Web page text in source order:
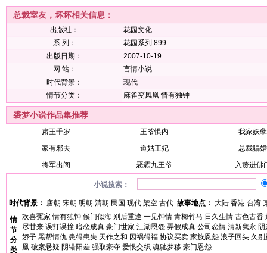
总裁室友，坏坏相关信息：
出版社：
花园文化
系 列：
花园系列 899
出版日期：
2007-10-19
网 站：
言情小说
时代背景：
现代
情节分类：
麻雀变凤凰 情有独钟
裘梦小说作品集推荐
肃王千岁 王爷惧内
我家妖孽
家有邪夫
道姑王妃
总裁骗婚
将军出阁
恶霸九王爷 入赘进佛
小说搜索：
时代背景： 唐朝 宋朝 明朝 清朝 民国 现代 架空 古代 故事地点： 大陆 香港 台湾
情
节
分
类
欢喜冤家 情有独钟 候门似海 别后重逢 一见钟情 青梅竹马 日久生情 古色古香
尽甘来 误打误撞 暗恋成真 豪门世家 江湖恩怨 弄假成真 公司恋情 清新隽永
娇子 黑帮情仇 患得患失 天作之和 因祸得福 协议买卖 家族恩怨 浪子回头 久别
凰 破案悬疑 阴错阳差 强取豪夺 爱恨交织 魂驰梦移 豪门恩怨